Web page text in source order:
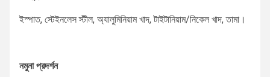
ইস্পাত, স্টেইনলেস স্টীল, অ্যালুমিনিয়াম খাদ, টাইটানিয়াম/নিকেল খাদ, তামা।
নমুনা প্রদর্শন